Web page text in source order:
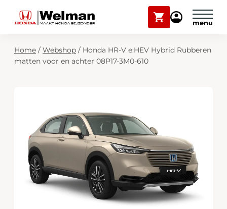
Winkelwagen
Mijn
Modellen
Over ons
Webshop
Contact
Zoekfunctie
Mijn Honda Welman
Home / Webshop / Honda HR-V e:HEV Hybrid Rubberen
matten voor en achter 08P17-3M0-610